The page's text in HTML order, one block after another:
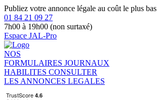
Publiez votre annonce légale au coût le plus bas
01 84 21 09 27
7h00 à 19h00 (non surtaxé)
Espace JAL-Pro
NOS
FORMULAIRES JOURNAUX
HABILITES CONSULTER
LES ANNONCES LEGALES